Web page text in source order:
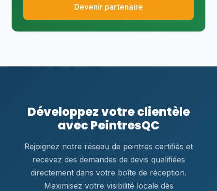
Devenir partenaire
Développez votre clientèle
avec PeintresQC
Rejoignez notre réseau de peintres certifiés et
recevez des demandes de devis qualifiées
directement dans votre boîte de réception.
Maximisez votre visibilité locale dès